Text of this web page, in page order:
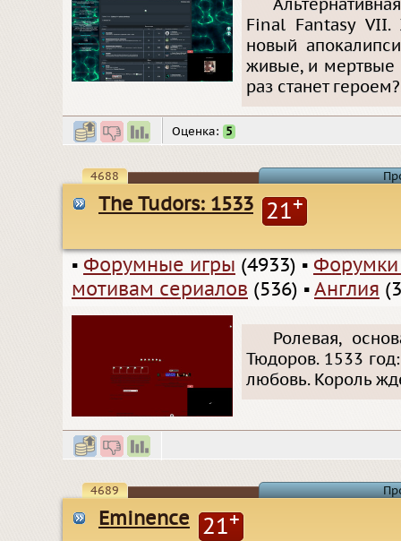
Final Fantasy VII.
новый
живые, и мертвые
раз станет
Оценка: 5
4688
The Tudors: 1533 21+
▪ Форумные игры (4933) ▪
мотивам сериалов (536) ▪ Англия
Ролевая,
Тюдоров. 1533
любовь. Король
4689
Eminence 21+